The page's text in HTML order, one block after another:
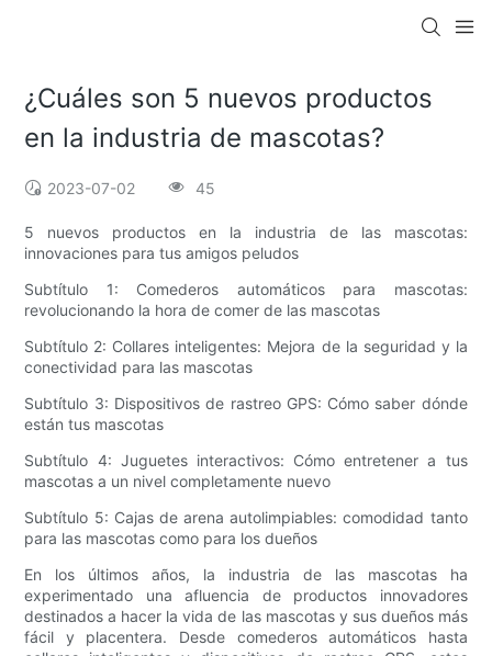
¿Cuáles son 5 nuevos productos
en la industria de mascotas?
2023-07-02 45
5 nuevos productos en la industria de las mascotas:
innovaciones para tus amigos peludos
Subtítulo 1: Comederos automáticos para mascotas:
revolucionando la hora de comer de las mascotas
Subtítulo 2: Collares inteligentes: Mejora de la seguridad y la
conectividad para las mascotas
Subtítulo 3: Dispositivos de rastreo GPS: Cómo saber dónde
están tus mascotas
Subtítulo 4: Juguetes interactivos: Cómo entretener a tus
mascotas a un nivel completamente nuevo
Subtítulo 5: Cajas de arena autolimpiables: comodidad tanto
para las mascotas como para los dueños
En los últimos años, la industria de las mascotas ha
experimentado una afluencia de productos innovadores
destinados a hacer la vida de las mascotas y sus dueños más
fácil y placentera. Desde comederos automáticos hasta